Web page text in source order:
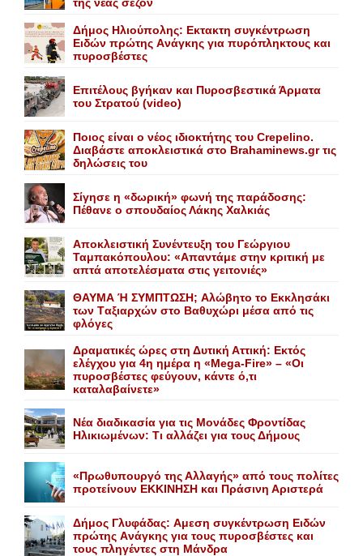
Δήμος Ηλιούπολης: Eκτακτη συγκέντρωση
Eιδών πρώτης Aνάγκης για πυρόπληκτους και
πυροσβέστες
Επιτέλους βγήκαν και Πυροσβεστικά Άρματα
του Στρατού (video)
Ποιος είναι ο νέος ιδιοκτήτης του Crepelino.
Διαβάστε αποκλειστικά στο Brahaminews.gr τις
δηλώσεις του
Σίγησε η «δωρική» φωνή της παράδοσης:
Πέθανε o σπουδαίος Λάκης Xαλκιάς
Αποκλειστική Συνέντευξη του Γεώργιου
Ταμπακόπουλου: «Απαντάμε στην κριτική με
απτά αποτελέσματα στις γειτονιές»
ΘΑΥΜΑ Ή ΣΥΜΠΤΩΣΗ; Aλώβητο το Eκκλησάκι
των Tαξιαρχών στο Bαθυχώρι μέσα από τις
φλόγες
Δραματικές ώρες στη Δυτική Αττική: Εκτός
ελέγχου για 4η ημέρα η «Mega-Fire» – «Οι
πυροσβέστες φεύγουν, κάντε ό,τι
καταλαβαίνετε»
Nέα διαδικασία για τις Mονάδες Φροντίδας
Hλικιωμένων: Tι αλλάζει για τους Δήμους
«Πρωθυπουργό της Αλλαγής» από τους πολίτες
προτείνουν EKKINHΣΗ και Πράσινη Αριστερά
Δήμος Γλυφάδας: Aμεση συγκέντρωση Eιδών
πρώτης Aνάγκης για τους πυροσβέστες και
τους πληγέντες στη Mάνδρα